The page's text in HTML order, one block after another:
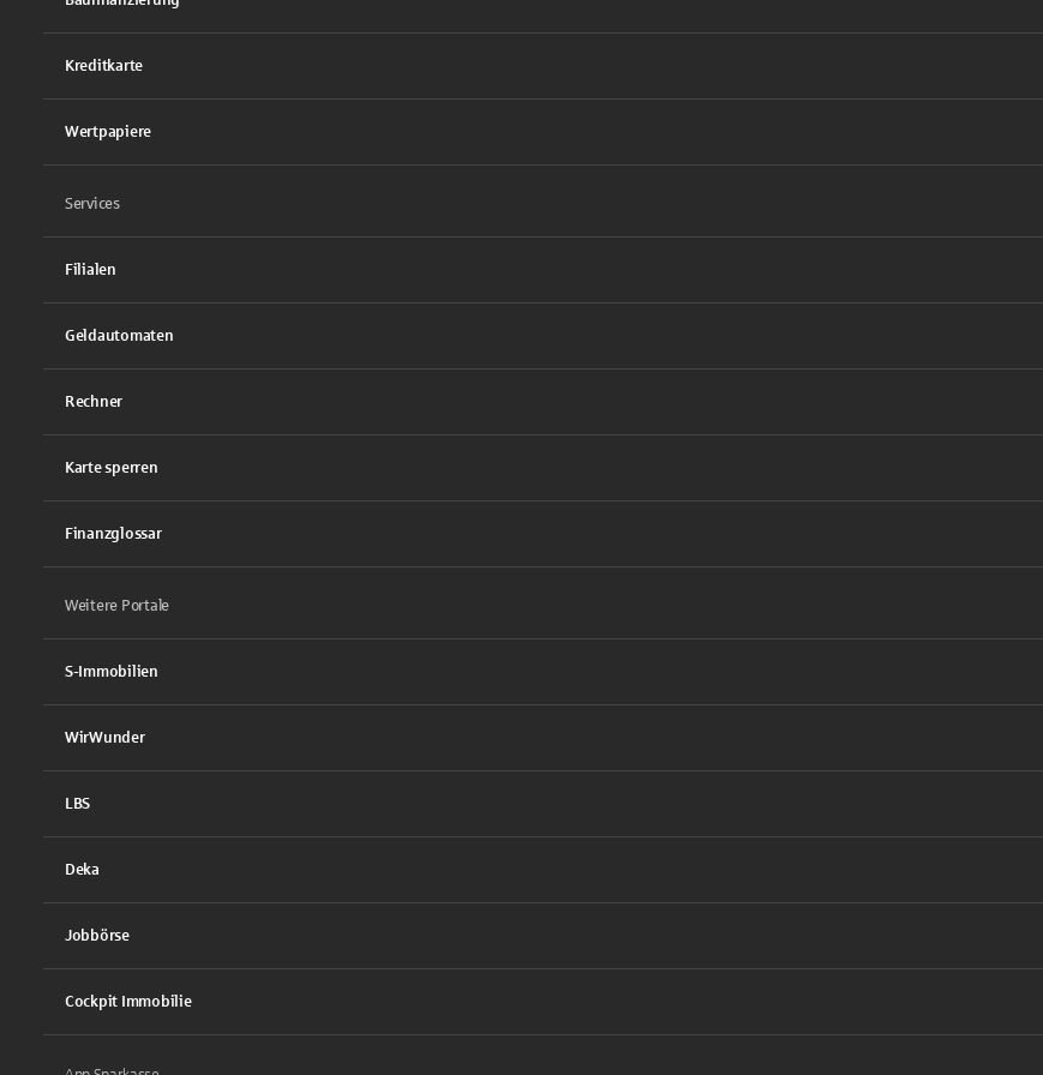
Kreditkarte
Wertpapiere
Services
Filialen
Geldautomaten
Rechner
Karte sperren
Finanzglossar
Weitere Portale
S-Immobilien
WirWunder
LBS
Deka
Jobbörse
Cockpit Immobilie